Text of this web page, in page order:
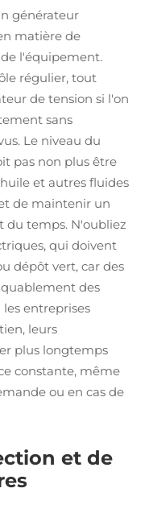
générateur
matière de
l'équipement.
régulier, tout
de tension si l'on
sans
Le niveau du
pas non plus être
et autres fluides
de maintenir un
temps. N'oubliez
qui doivent
dépôt vert, car des
des
entreprises
leurs
plus longtemps
constante, même
ou en cas de
et de